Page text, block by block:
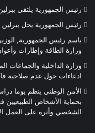
رئيس الجمهورية يلتقي ببرلين
رئيس الجمهورية يحل ببرلين
باسم رئيس الجمهورية,
وزارة الطاقة وإطارات
وزارة الداخلية والجماعات
ادعاءات حول عدم صلاحية
الأمن الوطني ينظم يوما
بحماية الأشخاص الطبيعيين
الشخصي وأثره على العمل